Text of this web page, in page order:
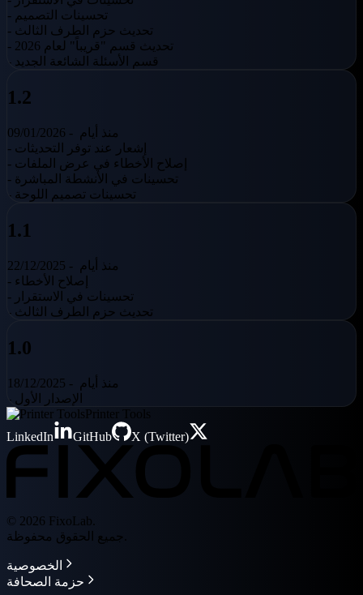
- تحسينات التصميم
- تحديث حزم الطرف الثالث
- تحديث قسم "قريباً" لعام 2026
- قسم الأسئلة الشائعة الجديد
1.2
09/01/2026 - منذ أيام
- إشعار عند توفر التحديثات
- إصلاح الأخطاء في عرض الملفات
- تحسينات في الأنشطة المباشرة
- تحسينات تصميم اللوحة
1.1
22/12/2025 - منذ أيام
- إصلاح الأخطاء
- تحسينات في الاستقرار
- تحديث حزم الطرف الثالث
1.0
18/12/2025 - منذ أيام
- الإصدار الأول
Printer Tools
LinkedIn
GitHub X (Twitter)
© 2026 FixoLab.
الخصوصية
حزمة الصحافة